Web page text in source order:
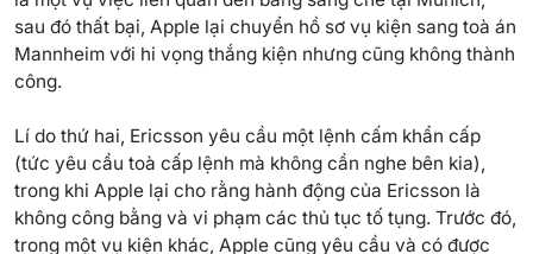
sau đó thất bại, Apple lại chuyển hồ sơ vụ kiện sang toà án
Mannheim với hi vọng thắng kiện nhưng cũng không thành
công.
Lí do thứ hai, Ericsson yêu cầu một lệnh cấm khẩn cấp
(tức yêu cầu toà cấp lệnh mà không cần nghe bên kia),
trong khi Apple lại cho rằng hành động của Ericsson là
không công bằng và vi phạm các thủ tục tố tụng. Trước đó,
trong một vụ kiện khác, Apple cũng yêu cầu và có được